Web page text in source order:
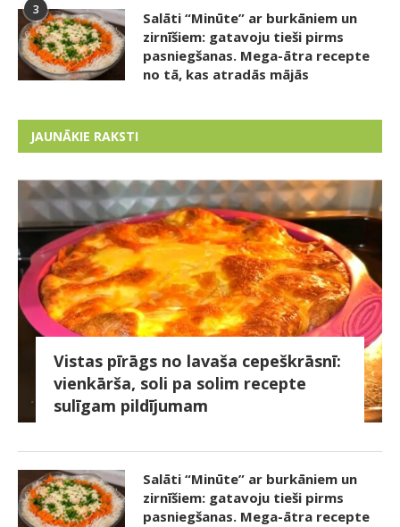
3
Salāti “Minūte” ar burkāniem un
zirnīšiem: gatavoju tieši pirms
pasniegšanas. Mega-ātra recepte
no tā, kas atradās mājās
JAUNĀKIE RAKSTI
Vistas pīrāgs no lavaša cepeškrāsnī:
vienkārša, soli pa solim recepte
sulīgam pildījumam
Salāti “Minūte” ar burkāniem un
zirnīšiem: gatavoju tieši pirms
pasniegšanas. Mega-ātra recepte